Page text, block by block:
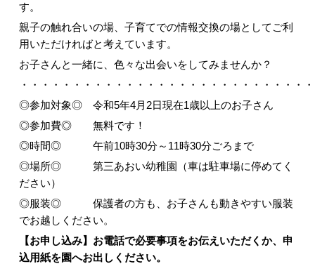
す。
親子の触れ合いの場、子育てでの情報交換の場としてご利
用いただければと考えています。
お子さんと一緒に、色々な出会いをしてみませんか？
・・・・・・・・・・・・・・・・・・・・・・・・・・・
◎参加対象◎ 令和5年4月2日現在1歳以上のお子さん
◎参加費◎ 無料です！
◎時間◎ 午前10時30分～11時30分ごろまで
◎場所◎ 第三あおい幼稚園（車は駐車場に停めてく
ださい）
◎服装◎ 保護者の方も、お子さんも動きやすい服装
でお越しください。
【お申し込み】お電話で必要事項をお伝えいただくか、申
込用紙を園へお出しください。